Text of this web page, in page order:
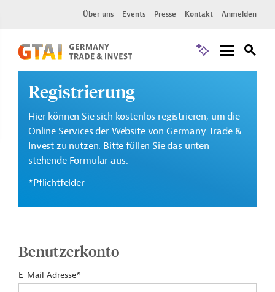
Über uns Events Presse Kontakt Anmelden
Registrierung
Hier können Sie sich kostenlos registrieren, um die
Online Services der Website von Germany Trade &
Invest zu nutzen. Bitte füllen Sie das unten
stehende Formular aus.
*Pflichtfelder
Benutzerkonto
E-Mail Adresse*